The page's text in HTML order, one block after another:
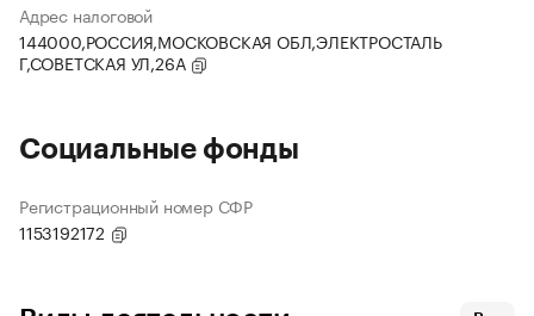
Адрес налоговой
144000,РОССИЯ,МОСКОВСКАЯ ОБЛ,ЭЛЕКТРОСТАЛЬ
Г,СОВЕТСКАЯ УЛ,26А
Социальные фонды
Регистрационный номер СФР
1153192172